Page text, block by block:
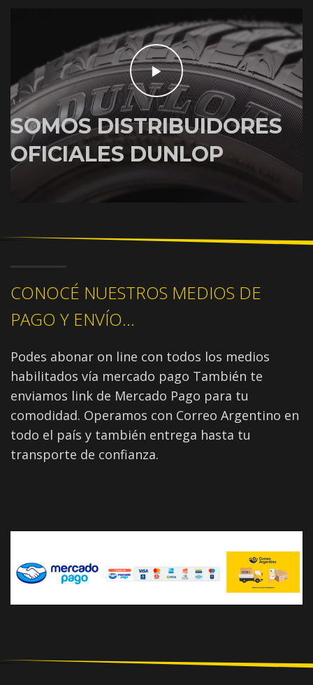
SOMOS DISTRIBUIDORES
OFICIALES DUNLOP
CONOCÉ NUESTROS MEDIOS DE
PAGO Y ENVÍO...
Podes abonar on line con todos los medios
habilitados vía mercado pago También te
enviamos link de Mercado Pago para tu
comodidad. Operamos con Correo Argentino en
todo el país y también entrega hasta tu
transporte de confianza.